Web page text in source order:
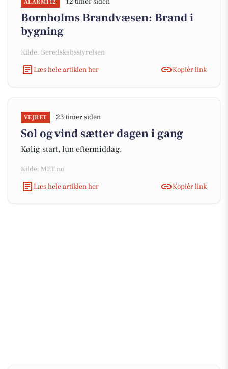
ALARM112
Bornholms Brandvæsen: Brand i
bygning
Kilde: Beredskabsstyrelsen
Læs hele artiklen her
Kopiér link
VEJRET 23 timer siden
Sol og vind sætter dagen i gang
Kølig start, lun eftermiddag.
Kilde: MET.no
Læs hele artiklen her
Kopiér link